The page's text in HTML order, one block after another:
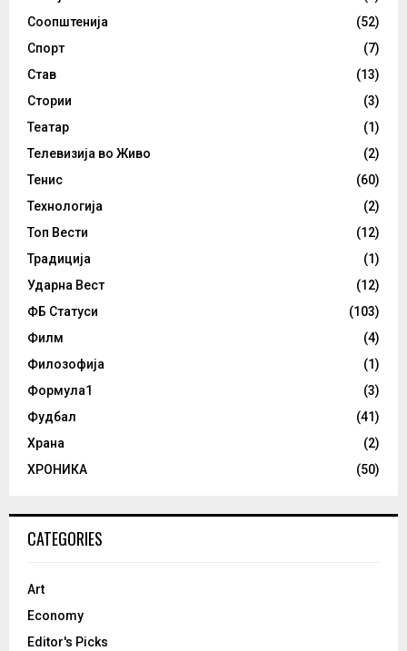
Соопштенија
(52)
Спорт
(7)
Став
(13)
Стории
(3)
Театар
(1)
Телевизија во Живо
(2)
Тенис
(60)
Технологија
(2)
Топ Вести
(12)
Традиција
(1)
Ударна Вест
(12)
ФБ Статуси
(103)
Филм
(4)
Филозофија
(1)
Формула1
(3)
Фудбал
(41)
Храна
(2)
ХРОНИКА
(50)
CATEGORIES
Art
Economy
Editor's Picks